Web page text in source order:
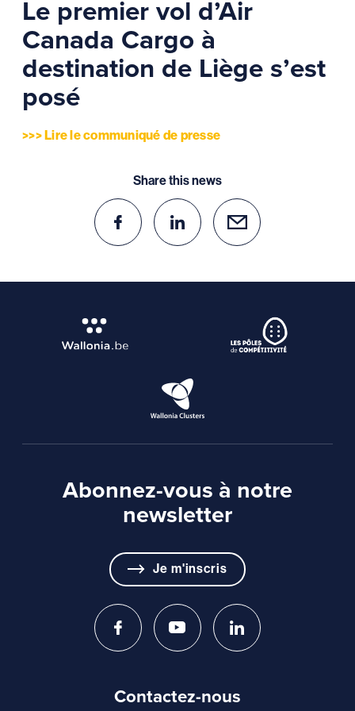
Le premier vol d’Air
Canada Cargo à
destination de Liège s’est
posé
>>> Lire le communiqué de presse
Share this news
Abonnez-vous à notre
newsletter
Je m'inscris
Contactez-nous